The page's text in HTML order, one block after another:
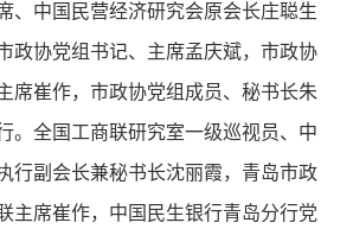
、中国民营经济研究会原会长庄聪生
政协党组书记、主席孟庆斌，市政协
席崔作，市政协党组成员、秘书长朱
。全国工商联研究室一级巡视员、中
行副会长兼秘书长沈丽霞，青岛市政
主席崔作，中国民生银行青岛分行党